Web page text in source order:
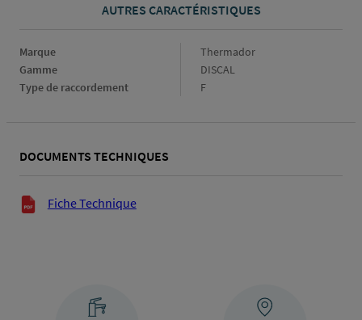
AUTRES CARACTÉRISTIQUES
Marque Marque
Thermador
Gamme
Gamme
DISCAL
Type de raccordement
Type
F
DOCUMENTS TECHNIQUES
Documents techniques
Fiche Technique